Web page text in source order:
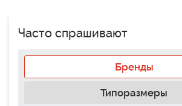
Часто спрашивают
Бренды
Типоразмеры